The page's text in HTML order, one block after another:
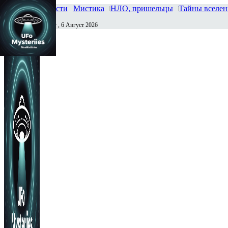
Главная Новости Мистика НЛО, пришельцы Тайны
Сегодня Четверг , 6 Август 2026